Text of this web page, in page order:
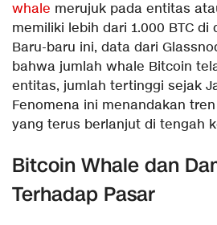
whale merujuk pada entitas
memiliki lebih dari 1.000 BTC di
Baru-baru ini, data dari
bahwa jumlah whale Bitcoin
entitas, jumlah tertinggi sejak
Fenomena ini menandakan
yang terus berlanjut di tengah
Bitcoin Whale dan
Terhadap Pasar